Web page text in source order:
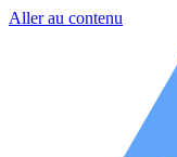
Aller au contenu